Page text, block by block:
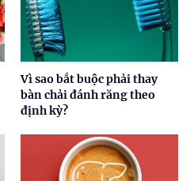
Vì sao bắt buộc phải thay
bàn chải đánh răng theo
định kỳ?